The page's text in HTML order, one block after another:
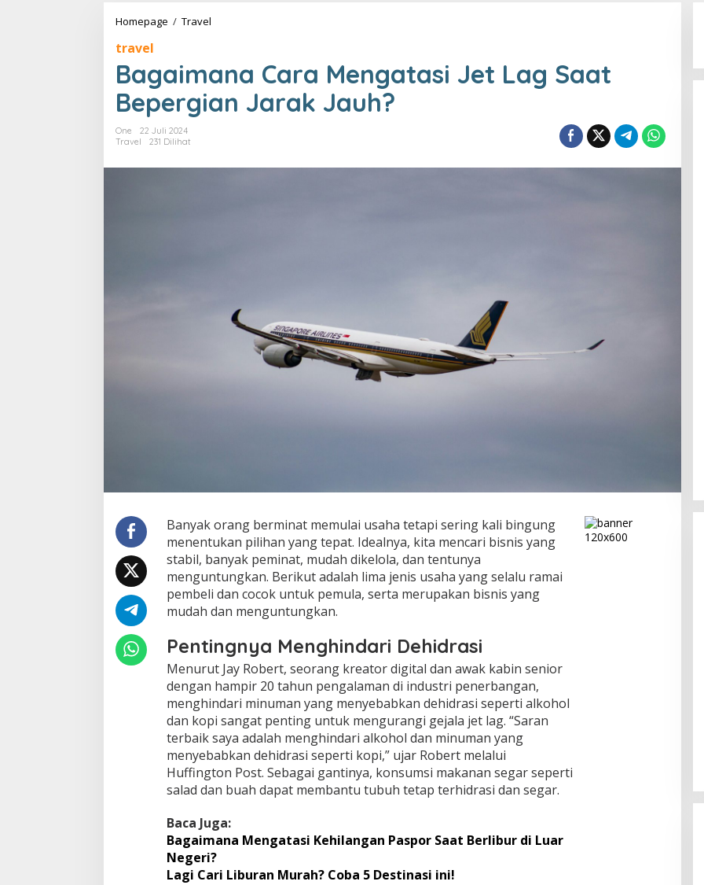
Homepage / Travel
Lag
Bepergian
travel
Bagaimana Cara Mengatasi Jet Lag Saat
Bepergian Jarak Jauh?
One
22 Juli 2024
Travel
231 Dilihat
Banyak orang berminat memulai usaha tetapi sering kali bingung
menentukan pilihan yang tepat. Idealnya, kita mencari bisnis yang
stabil, banyak peminat, mudah dikelola, dan tentunya
menguntungkan. Berikut adalah lima jenis usaha yang selalu ramai
pembeli dan cocok untuk pemula, serta merupakan bisnis yang
mudah dan menguntungkan.
Pentingnya Menghindari Dehidrasi
Menurut Jay Robert, seorang kreator digital dan awak kabin senior
dengan hampir 20 tahun pengalaman di industri penerbangan,
menghindari minuman yang menyebabkan dehidrasi seperti alkohol
dan kopi sangat penting untuk mengurangi gejala jet lag. “Saran
terbaik saya adalah menghindari alkohol dan minuman yang
menyebabkan dehidrasi seperti kopi,” ujar Robert melalui
Huffington Post. Sebagai gantinya, konsumsi makanan segar seperti
salad dan buah dapat membantu tubuh tetap terhidrasi dan segar.
Baca Juga:
Bagaimana Mengatasi Kehilangan Paspor Saat Berlibur di Luar
Negeri?
Lagi Cari Liburan Murah? Coba 5 Destinasi ini!